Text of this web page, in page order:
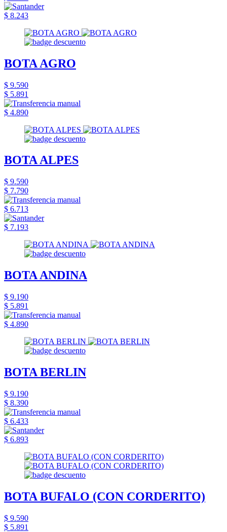
$ 8.243
BOTA AGRO
$ 9.590
$ 5.891
$ 4.890
BOTA ALPES
$ 9.590
$ 7.790
$ 6.713
$ 7.193
BOTA ANDINA
$ 9.190
$ 5.891
$ 4.890
BOTA BERLIN
$ 9.190
$ 8.390
$ 6.433
$ 6.893
BOTA BUFALO (CON CORDERITO)
$ 9.590
$ 5.891